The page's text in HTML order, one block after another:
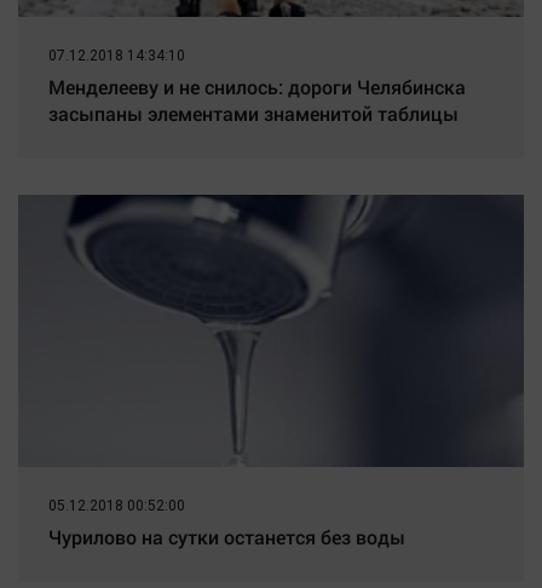
07.12.2018 14:34:10
Менделееву и не снилось: дороги Челябинска
засыпаны элементами знаменитой таблицы
05.12.2018 00:52:00
Чурилово на сутки останется без воды